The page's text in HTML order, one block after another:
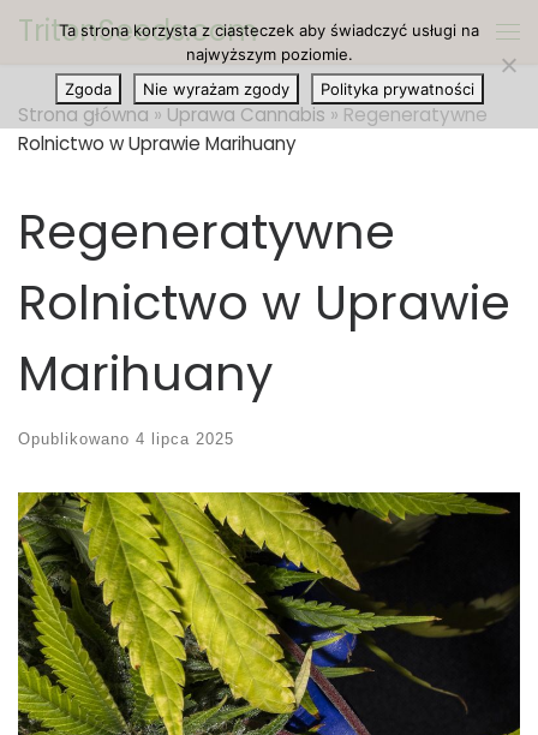
Przejdź do treści
TritonSeeds.com
Strona główna » Uprawa Cannabis » Regeneratywne
Rolnictwo w Uprawie Marihuany
Regeneratywne
Rolnictwo w Uprawie
Marihuany
Opublikowano 4 lipca 2025
Ta strona korzysta z ciasteczek aby świadczyć usługi na
najwyższym poziomie.
Zgoda
Nie wyrażam zgody Polityka prywatności